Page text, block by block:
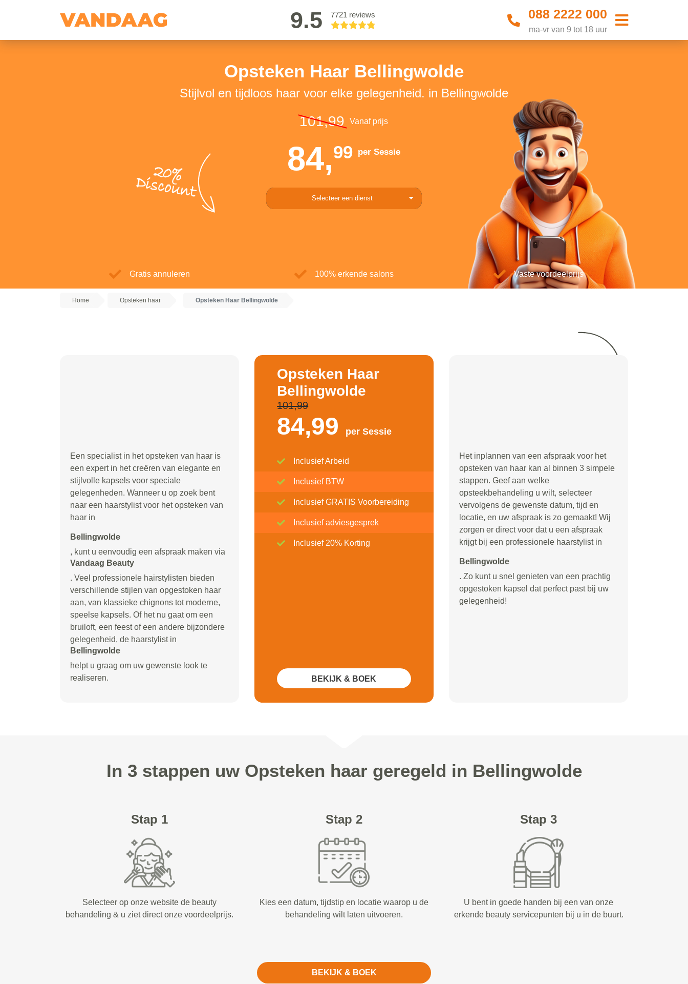
9.5 7721 reviews 088 2222 000
ma-vr van 9 tot 18 uur
Opsteken Haar Bellingwolde
Stijlvol en tijdloos haar voor elke gelegenheid. in Bellingwolde
20%
Discount
101,99 Vanaf prijs
84,99 per Sessie
Selecteer een dienst
Gratis annuleren 100% erkende salons Vaste voordeelprijs
Home Opsteken haar Opsteken Haar Bellingwolde
Een specialist in het opsteken van haar is
een expert in het creëren van elegante en
stijlvolle kapsels voor speciale
gelegenheden. Wanneer u op zoek bent
naar een haarstylist voor het opsteken van
haar in
Bellingwolde
, kunt u eenvoudig een afspraak maken via
Vandaag Beauty
. Veel professionele hairstylisten bieden
verschillende stijlen van opgestoken haar
aan, van klassieke chignons tot moderne,
speelse kapsels. Of het nu gaat om een
bruiloft, een feest of een andere bijzondere
gelegenheid, de haarstylist in
Bellingwolde
helpt u graag om uw gewenste look te
realiseren.
Opsteken Haar
Bellingwolde
101,99
84,99 per Sessie
Inclusief Arbeid
Inclusief BTW
Inclusief GRATIS Voorbereiding
Inclusief adviesgesprek
Inclusief 20% Korting
BEKIJK & BOEK
Het inplannen van een afspraak voor het
opsteken van haar kan al binnen 3 simpele
stappen. Geef aan welke
opsteekbehandeling u wilt, selecteer
vervolgens de gewenste datum, tijd en
locatie, en uw afspraak is zo gemaakt! Wij
zorgen er direct voor dat u een afspraak
krijgt bij een professionele haarstylist in
Bellingwolde
. Zo kunt u snel genieten van een prachtig
opgestoken kapsel dat perfect past bij uw
gelegenheid!
In 3 stappen uw Opsteken haar geregeld in Bellingwolde
Stap 1
Selecteer op onze website de beauty
behandeling & u ziet direct onze voordeelprijs.
Stap 2
Kies een datum, tijdstip en locatie waarop u de
behandeling wilt laten uitvoeren.
Stap 3
U bent in goede handen bij een van onze
erkende beauty servicepunten bij u in de buurt.
BEKIJK & BOEK